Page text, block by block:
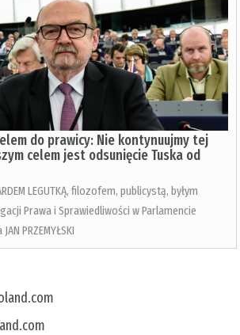
do prawicy: Nie kontynuujmy tej
celem jest odsunięcie Tuska od
LEGUTKĄ, filozofem, publicystą, byłym
Prawa i Sprawiedliwości w Parlamencie
PRZEMYŁSKI